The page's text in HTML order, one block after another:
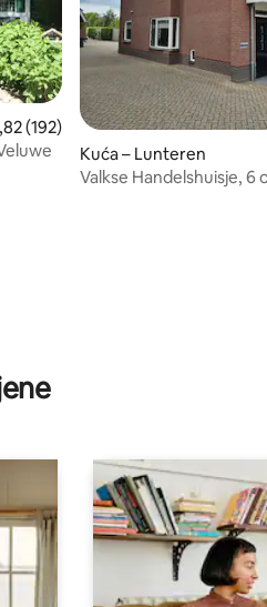
ocjena: 4,82/5, recenzija:
(192)
Kuća – Lunteren
Valkse Handelshuisje, 6